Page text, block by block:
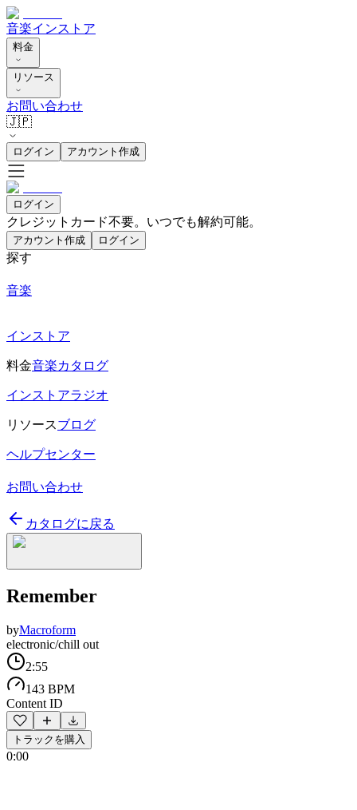
音楽インストア
料金
リソース
お問い合わせ
🇯🇵
ログイン アカウント作成
ログイン
クレジットカード不要。いつでも解約可能。
アカウント作成 ログイン
探す
音楽
インストア
料金音楽カタログ
インストアラジオ
リソースブログ
ヘルプセンター
お問い合わせ
カタログに戻る
Remember
byMacroform
electronic/chill out
2:55
143 BPM
Content ID
トラックを購入
0:00